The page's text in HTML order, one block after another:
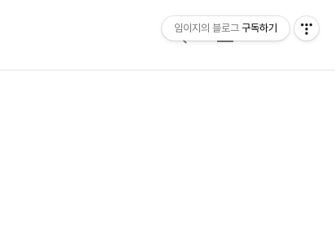
검
메
임이지의 블로그 구독하기